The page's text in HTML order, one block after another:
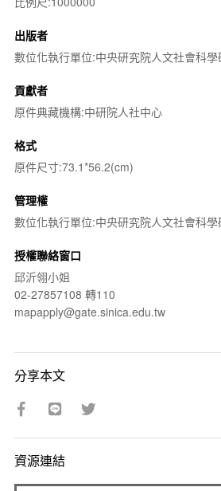
出版者
數位化執行單位:中央研究院人文社會科
貢獻者
原件典藏機構:中研院人社中心
格式
原件尺寸:73.1*56.2(cm)
管理權
數位化執行單位:中央研究院人文社會科
授權聯絡窗口
邱沂翎小姐
02-27857108 轉110
mapapply@gate.sinica.edu.tw
分享本文
資源連結